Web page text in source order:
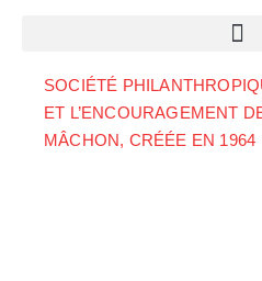
SOCIÉTÉ
ET L’ENCOURAGEMENT
MÂCHON, CRÉÉE EN 1964